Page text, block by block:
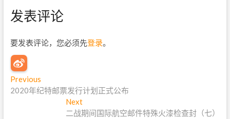
发表评论
要发表评论，您必须先登录。
文
章
Previous
r
2020年纪特邮票发行计划正式公布
Next
e
二战期间国际航空邮件特殊火漆检查封（七）